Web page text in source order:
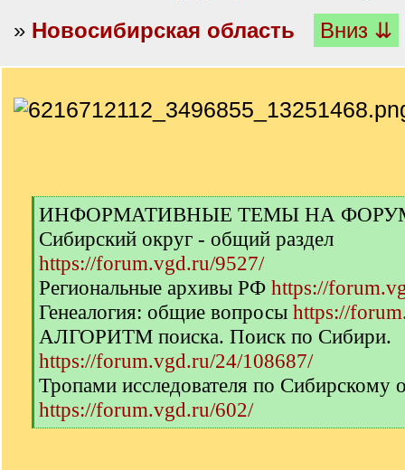
» Новосибирская область Вниз ⇊
[
q
]
ИНФОРМАТИВНЫЕ ТЕМЫ НА
Сибирский округ - общий раздел
https://forum.vgd.ru/9527/
Региональные архивы РФ https://
Генеалогия: общие вопросы https://
АЛГОРИТМ поиска. Поиск по Сибири.
https://forum.vgd.ru/24/108687/
Тропами исследователя по Сибирскому
https://forum.vgd.ru/602/
[